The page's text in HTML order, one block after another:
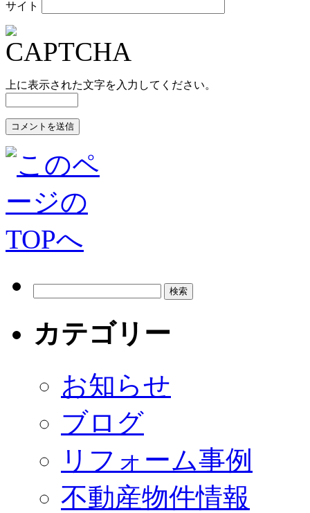
サイト
上に表示された文字を入力してください。
カテゴリー
お知らせ
ブログ
リフォーム事例
不動産物件情報